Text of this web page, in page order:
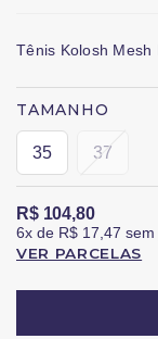
Tênis Kolosh Mesh
TAMANHO
35 37
R$ 104,80
6x de R$ 17,47 sem
VER PARCELAS